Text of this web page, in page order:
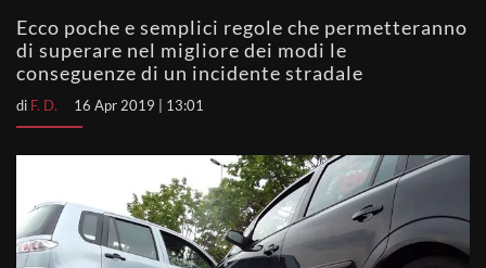
Ecco poche e semplici regole che permetteranno
di superare nel migliore dei modi le
conseguenze di un incidente stradale
di F. D. 16 Apr 2019 | 13:01